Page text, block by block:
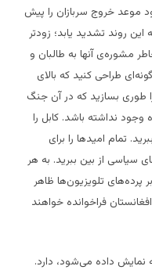
موعد خروج سربازان را پیش
روند تشدید یابد؛ زودتر
مشوره‌ی آنها به طالبان و
طراحی کنید که بالای
را طوری بسازید که در آن جنگ
وجود نداشته باشد. کابل را
تمام امیدها را برای
سیاسی از بین ببرید. به هر
پرده‌های تلویزیون‌ها ظاهر
فراخوانده خواهند
نمایش داده می‌شود، دارد.